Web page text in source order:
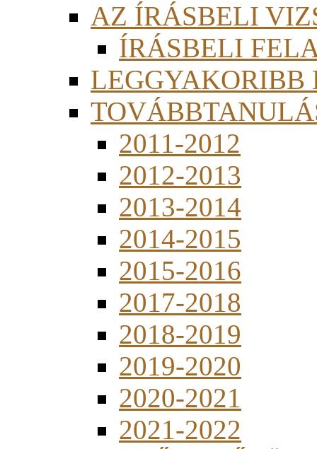
AZ ÍRÁSBELI
ÍRÁSBELI
LEGGYAKORIBB
2011-2012
2012-2013
2013-2014
2014-2015
2015-2016
2017-2018
2018-2019
2019-2020
2020-2021
2021-2022